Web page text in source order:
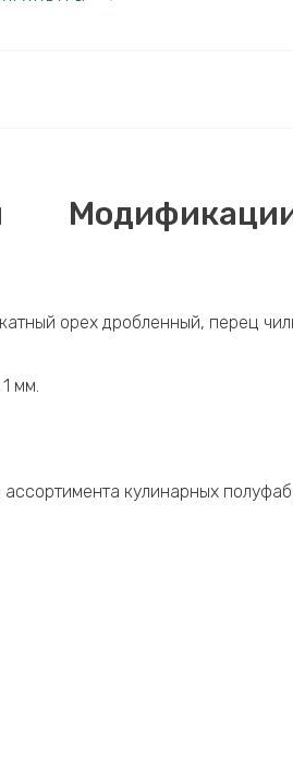
орех дробленный, перец
мм.
кулинарных